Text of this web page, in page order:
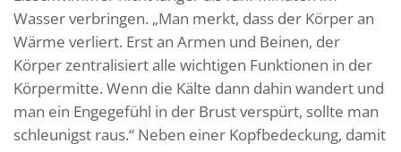
Wasser verbringen. „Man merkt, dass der Körper an
Wärme verliert. Erst an Armen und Beinen, der
Körper zentralisiert alle wichtigen Funktionen in der
Körpermitte. Wenn die Kälte dann dahin wandert und
man ein Engegefühl in der Brust verspürt, sollte man
schleunigst raus.“ Neben einer Kopfbedeckung, damit